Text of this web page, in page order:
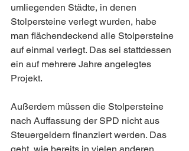
umliegenden Städte, in denen
Stolpersteine verlegt wurden, habe
man flächendeckend alle Stolpersteine
auf einmal verlegt. Das sei stattdessen
ein auf mehrere Jahre angelegtes
Projekt.
Außerdem müssen die Stolpersteine
nach Auffassung der SPD nicht aus
Steuergeldern finanziert werden. Das